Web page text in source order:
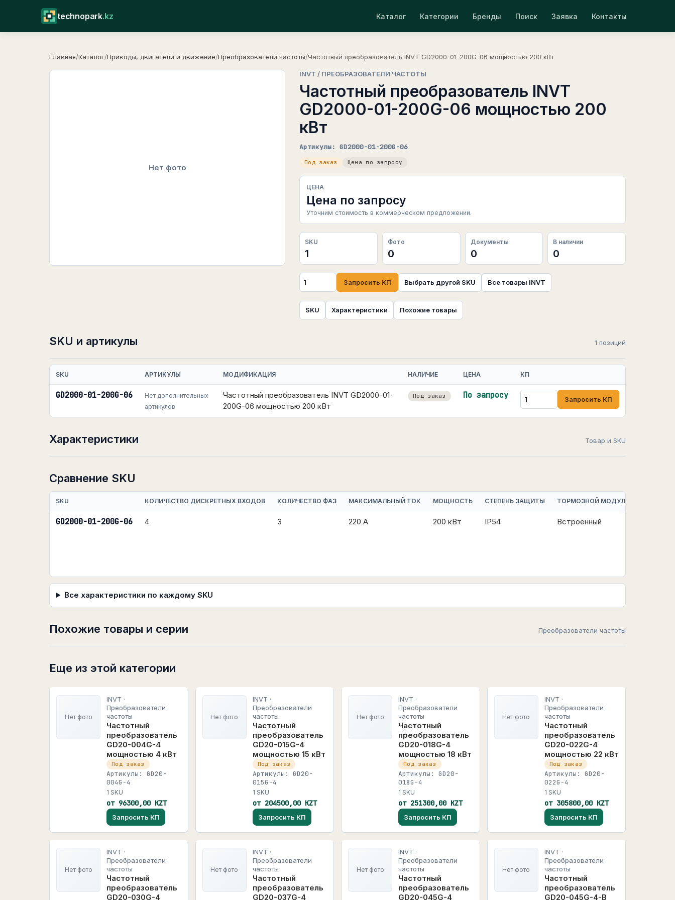
technopark.kz Каталог Категории Бренды Поиск Заявка Контакты
Главная/Каталог/Приводы, двигатели и движение/Преобразователи частоты/Частотный преобразователь INVT GD2000-01-200G-06 мощностью 200 кВт
Нет фото
INVT / ПРЕОБРАЗОВАТЕЛИ ЧАСТОТЫ
Частотный преобразователь INVT
GD2000-01-200G-06 мощностью 200
кВт
Артикулы: GD2000-01-200G-06
Под заказ Цена по запросу
ЦЕНА
Цена по запросу
Уточним стоимость в коммерческом предложении.
SKU
1
Фото
0
Документы
0
В наличии
0
Запросить КП Выбрать другой SKU Все товары INVT
SKU Характеристики Похожие товары
SKU и артикулы 1 позиций
SKU АРТИКУЛЫ МОДИФИКАЦИЯ НАЛИЧИЕ ЦЕНА КП
GD2000-01-200G-06
Нет дополнительных
артикулов
Частотный преобразователь INVT GD2000-01-
200G-06 мощностью 200 кВт
Под заказ По запросу Запросить КП
Характеристики Товар и SKU
Сравнение SKU
SKU КОЛИЧЕСТВО ДИСКРЕТНЫХ ВХОДОВ КОЛИЧЕСТВО ФАЗ МАКСИМАЛЬНЫЙ ТОК МОЩНОСТЬ СТЕПЕНЬ ЗАЩИТЫ ТОРМОЗНОЙ МОДУЛЬ
GD2000-01-200G-06 4 3 220 А 200 кВт IP54 Встроенный
Все характеристики по каждому SKU
Похожие товары и серии Преобразователи частоты
Еще из этой категории
Нет фото
INVT ·
Преобразователи
частоты
Частотный
преобразователь
GD20-004G-4
мощностью 4 кВт
Под заказ
Артикулы: GD20-
004G-4
1 SKU
от 96300,00 KZT
Запросить КП
Нет фото
INVT ·
Преобразователи
частоты
Частотный
преобразователь
GD20-015G-4
мощностью 15 кВт
Под заказ
Артикулы: GD20-
015G-4
1 SKU
от 204500,00 KZT
Запросить КП
Нет фото
INVT ·
Преобразователи
частоты
Частотный
преобразователь
GD20-018G-4
мощностью 18 кВт
Под заказ
Артикулы: GD20-
018G-4
1 SKU
от 251300,00 KZT
Запросить КП
Нет фото
INVT ·
Преобразователи
частоты
Частотный
преобразователь
GD20-022G-4
мощностью 22 кВт
Под заказ
Артикулы: GD20-
022G-4
1 SKU
от 305800,00 KZT
Запросить КП
Нет фото
INVT ·
Преобразователи
частоты
Частотный
преобразователь
GD20-030G-4
Нет фото
INVT ·
Преобразователи
частоты
Частотный
преобразователь
GD20-037G-4
Нет фото
INVT ·
Преобразователи
частоты
Частотный
преобразователь
GD20-045G-4
Нет фото
INVT ·
Преобразователи
частоты
Частотный
преобразователь
GD20-045G-4-B